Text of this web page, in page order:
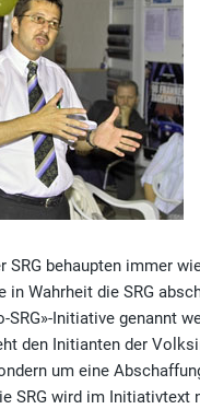
SRG behaupten immer
in Wahrheit die SRG
SRG»-Initiative genannt
den Initianten der
um eine
SRG wird im Initiativtext